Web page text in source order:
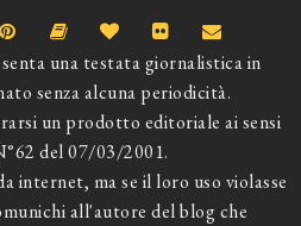
una testata giornalistica in
senza alcuna periodicità.
un prodotto editoriale ai sensi
del 07/03/2001.
internet, ma se il loro uso violasse
all'autore del blog che